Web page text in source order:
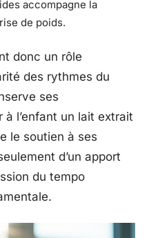
accompagne la
de poids.
donc un rôle
des rythmes du
ses
l’enfant un lait extrait
le soutien à ses
d’un apport
du tempo